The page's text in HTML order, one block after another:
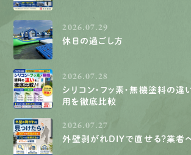
2026.07.29
休日の過ごし方
2026.07.28
シリコン・フッ素・無機塗料の違
用を徹底比較
2026.07.27
外壁剥がれDIYで直せる？業者